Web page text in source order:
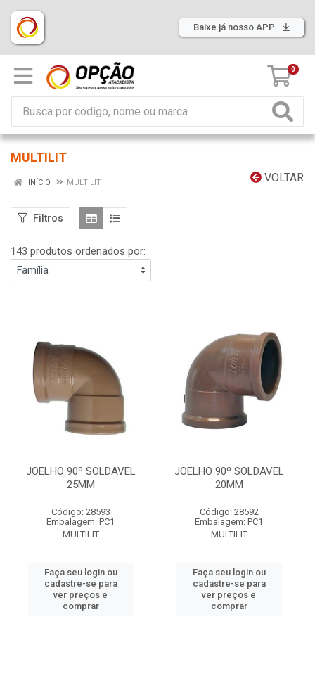
Baixe já nosso APP
0
MULTILIT
VOLTAR
INÍCIO MULTILIT
Filtros
143 produtos ordenados por:
JOELHO 90º SOLDAVEL
25MM
Código: 28593
Embalagem: PC1
MULTILIT
Faça seu login ou
cadastre-se para
ver preços e
comprar
JOELHO 90º SOLDAVEL
20MM
Código: 28592
Embalagem: PC1
MULTILIT
Faça seu login ou
cadastre-se para
ver preços e
comprar